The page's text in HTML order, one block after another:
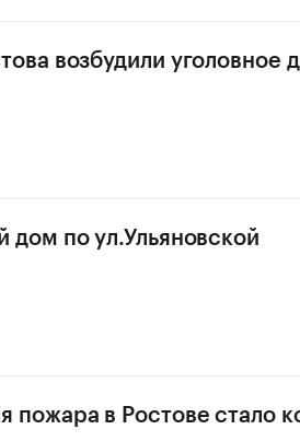
возбудили уголовное
дом по ул.Ульяновской
в Ростове стало